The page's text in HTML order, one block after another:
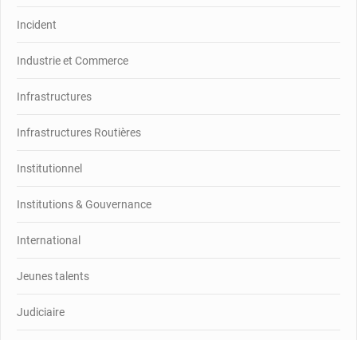
Incident
Industrie et Commerce
Infrastructures
Infrastructures Routières
Institutionnel
Institutions & Gouvernance
International
Jeunes talents
Judiciaire